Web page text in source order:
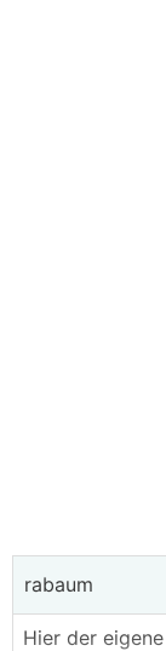
rabaum
Hier der